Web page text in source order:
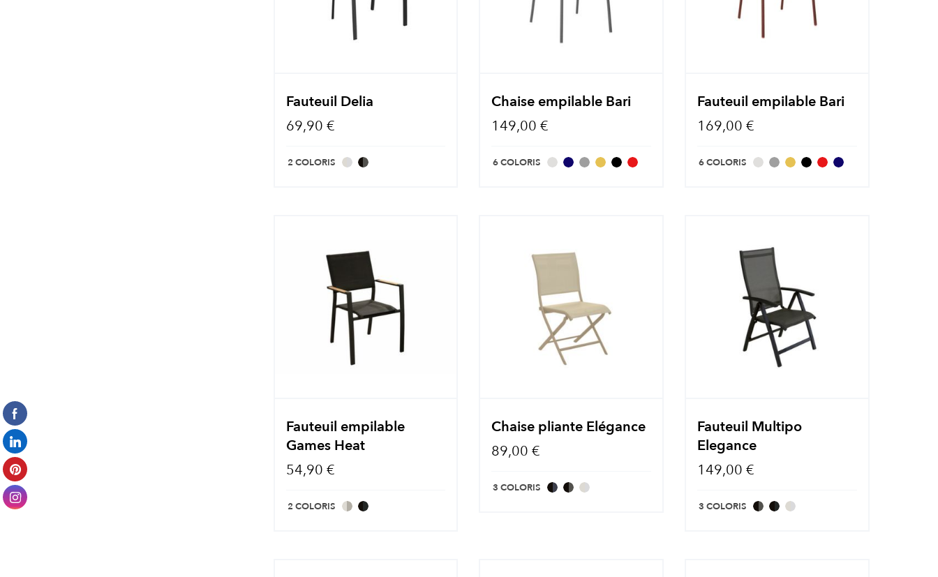
Fauteuil Delia
69,90 €
2 COLORIS
Chaise empilable Bari
149,00 €
6 COLORIS
Fauteuil empilable Bari
169,00 €
6 COLORIS
Fauteuil empilable
Games Heat
54,90 €
2 COLORIS
Chaise pliante Elégance
89,00 €
3 COLORIS
Fauteuil Multipo
Elegance
149,00 €
3 COLORIS